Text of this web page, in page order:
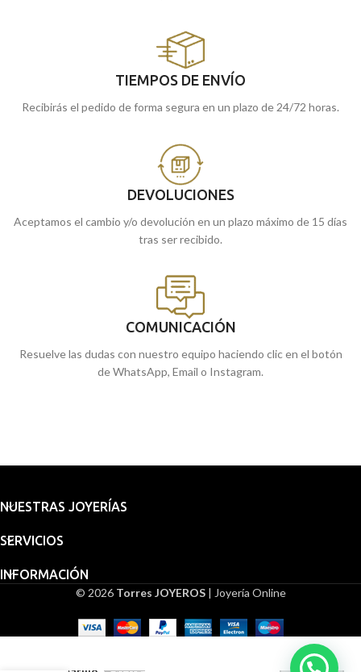
TIEMPOS DE ENVÍO
Recibirás el pedido de forma segura en un plazo de 24/72 horas.
DEVOLUCIONES
Aceptamos el cambio y/o devolución en un plazo máximo de 15 días
tras ser recibido.
COMUNICACIÓN
Resuelve las dudas con nuestro equipo haciendo clic en el botón
de WhatsApp, Email o Instagram.
NUESTRAS JOYERÍAS
SERVICIOS
INFORMACIÓN
© 2026 Torres JOYEROS| Joyería Online
Medalla
Niña 20
Embalaje